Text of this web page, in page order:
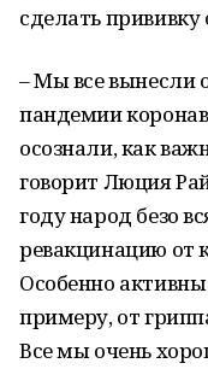
сделать прививку
– Мы все вынесли
пандемии
осознали, как
говорит Люция
году народ безо
ревакцинацию от
Особенно
примеру, от
Все мы очень